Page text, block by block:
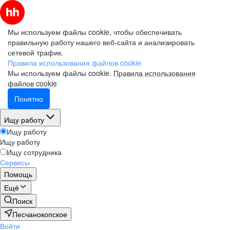
Мы используем файлы cookie, чтобы обеспечивать
правильную работу нашего веб-сайта и анализировать
сетевой трафик.
Правила использования файлов cookie
Мы используем файлы cookie. Правила использования
файлов cookie
Понятно
Ищу работу
Ищу работу
Ищу работу
Ищу сотрудника
Сервисы
Помощь
Ещё
Поиск
Песчанокопское
Войти